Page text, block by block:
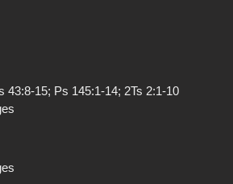
43:8-15; Ps 145:1-14; 2Ts 2:1-10